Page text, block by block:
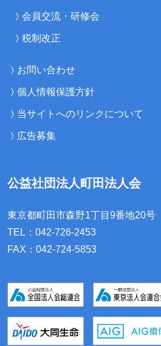
会員交流・研修会
税制改正
お問い合わせ
個人情報保護方針
当サイトへのリンクについて
広告募集
公益社団法人町田法人会
東京都町田市森野1丁目9番地20号
TEL：042-726-2453
FAX：042-724-5853